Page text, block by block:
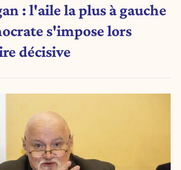
: l'aile la plus à gauche
s'impose lors
décisive